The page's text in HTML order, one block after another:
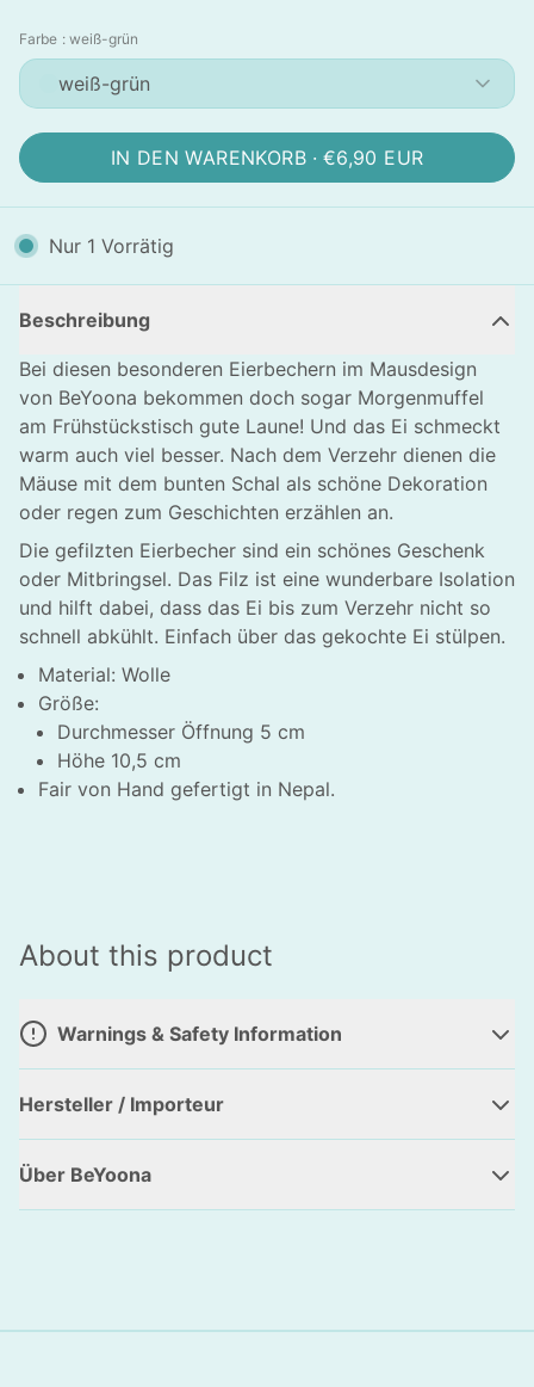
Farbe : weiß-grün
weiß-grün
IN DEN WARENKORB · €6,90 EUR
Nur 1 Vorrätig
Beschreibung
Bei diesen besonderen Eierbechern im Mausdesign
von BeYoona bekommen doch sogar Morgenmuffel
am Frühstückstisch gute Laune! Und das Ei schmeckt
warm auch viel besser. Nach dem Verzehr dienen die
Mäuse mit dem bunten Schal als schöne Dekoration
oder regen zum Geschichten erzählen an.
Die gefilzten Eierbecher sind ein schönes Geschenk
oder Mitbringsel. Das Filz ist eine wunderbare Isolation
und hilft dabei, dass das Ei bis zum Verzehr nicht so
schnell abkühlt. Einfach über das gekochte Ei stülpen.
Material: Wolle
Größe:
Durchmesser Öffnung 5 cm
Höhe 10,5 cm
Fair von Hand gefertigt in Nepal.
About this product
Warnings & Safety Information
Hersteller / Importeur
Über BeYoona